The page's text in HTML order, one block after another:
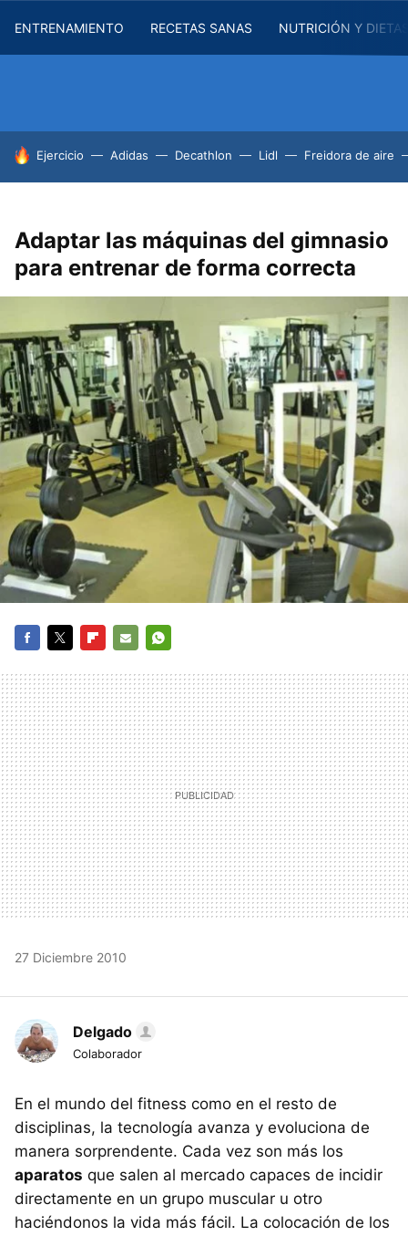
ENTRENAMIENTO RECETAS SANAS NUTRICIÓN Y
HOY SE HABLA DE
Ejercicio Adidas Decathlon Lidl Freidora de aire
Adaptar las máquinas del gimnasio
para entrenar de forma correcta
MAIL
27 Diciembre 2010
Delgado
Colaborador
En el mundo del fitness como en el resto de
disciplinas, la tecnología avanza y evoluciona de
manera sorprendente. Cada vez son más los
aparatos que salen al mercado capaces de incidir
directamente en un grupo muscular u otro
haciéndonos la vida más fácil. La colocación de los